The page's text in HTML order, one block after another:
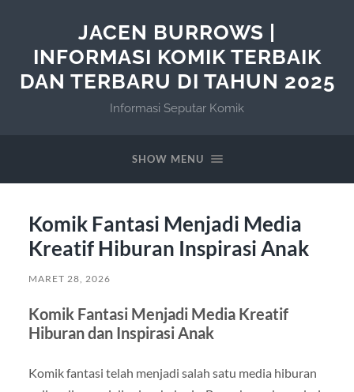
JACEN BURROWS |
INFORMASI KOMIK TERBAIK
DAN TERBARU DI TAHUN 2025
Informasi Seputar Komik
SHOW MENU
Komik Fantasi Menjadi Media
Kreatif Hiburan Inspirasi Anak
MARET 28, 2026
Komik Fantasi Menjadi Media Kreatif
Hiburan dan Inspirasi Anak
Komik fantasi telah menjadi salah satu media hiburan